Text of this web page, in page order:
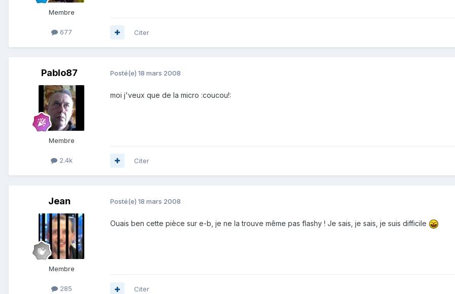
Membre
677 Citer
Pablo87
Membre
2.4k
Posté(e) 18 mars 2008
moi j'veux que de la micro :coucou!:
Citer
Jean
Membre
285
Posté(e) 18 mars 2008
Ouais ben cette pièce sur e-b, je ne la trouve même pas flashy ! Je sais, je sais, je suis difficile
Citer